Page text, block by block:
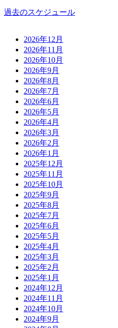
過去のスケジュール
2026年12月
2026年11月
2026年10月
2026年9月
2026年8月
2026年7月
2026年6月
2026年5月
2026年4月
2026年3月
2026年2月
2026年1月
2025年12月
2025年11月
2025年10月
2025年9月
2025年8月
2025年7月
2025年6月
2025年5月
2025年4月
2025年3月
2025年2月
2025年1月
2024年12月
2024年11月
2024年10月
2024年9月